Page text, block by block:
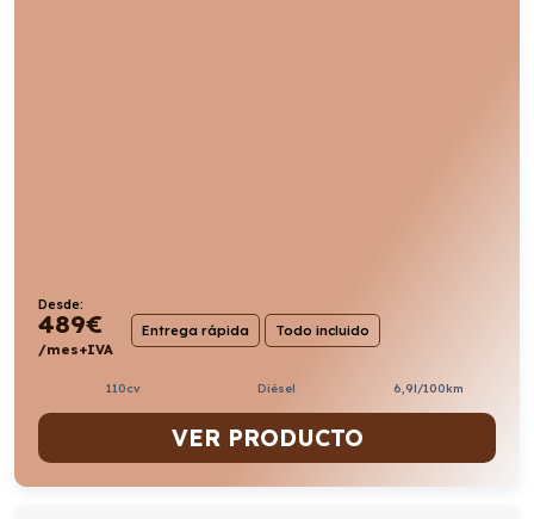
Desde:
489€
/mes+IVA
Entrega rápida Todo incluido
110cv Diésel 6,9l/100km
VER PRODUCTO